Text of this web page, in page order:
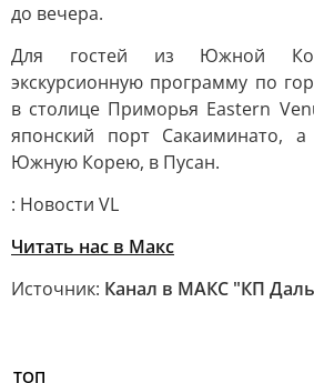
до вечера.
Для гостей из Южной
экскурсионную программу по
в столице Приморья Eastern
японский порт Сакаиминато,
Южную Корею, в Пусан.
: Новости VL
Читать нас в Макс
Источник: Канал в МАКС "КП
ТОП